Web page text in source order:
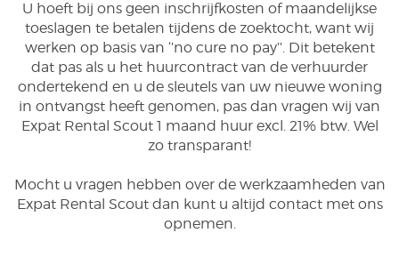
U hoeft bij ons geen inschrijfkosten of maandelijkse
toeslagen te betalen tijdens de zoektocht, want wij
werken op basis van ‘’no cure no pay’’. Dit betekent
dat pas als u het huurcontract van de verhuurder
ondertekend en u de sleutels van uw nieuwe woning
in ontvangst heeft genomen, pas dan vragen wij van
Expat Rental Scout 1 maand huur excl. 21% btw. Wel
zo transparant!
Mocht u vragen hebben over de werkzaamheden van
Expat Rental Scout dan kunt u altijd contact met ons
opnemen.